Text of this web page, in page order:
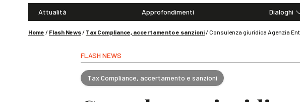
Attualità Approfondimenti
Dialoghi
Home / Flash News/ Tax Compliance, accertamento e sanzioni/Consulenza giuridica Agenzia
FLASH NEWS
Tax Compliance, accertamento e sanzioni